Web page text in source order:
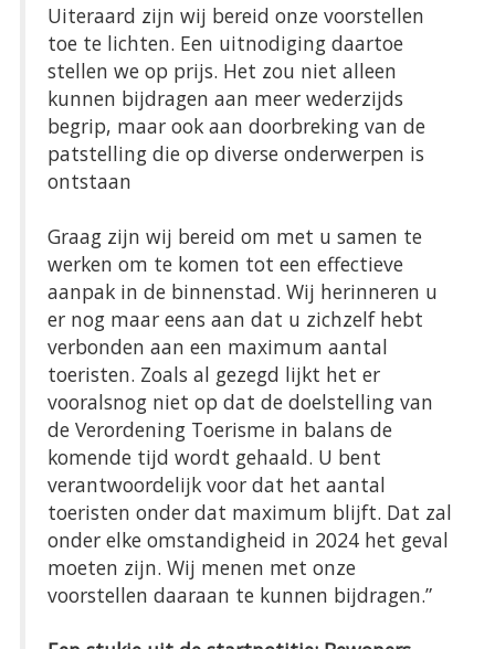
Uiteraard zijn wij bereid onze voorstellen
toe te lichten. Een uitnodiging daartoe
stellen we op prijs. Het zou niet alleen
kunnen bijdragen aan meer wederzijds
begrip, maar ook aan doorbreking van de
patstelling die op diverse onderwerpen is
ontstaan
Graag zijn wij bereid om met u samen te
werken om te komen tot een effectieve
aanpak in de binnenstad. Wij herinneren u
er nog maar eens aan dat u zichzelf hebt
verbonden aan een maximum aantal
toeristen. Zoals al gezegd lijkt het er
vooralsnog niet op dat de doelstelling van
de Verordening Toerisme in balans de
komende tijd wordt gehaald. U bent
verantwoordelijk voor dat het aantal
toeristen onder dat maximum blijft. Dat zal
onder elke omstandigheid in 2024 het geval
moeten zijn. Wij menen met onze
voorstellen daaraan te kunnen bijdragen.”